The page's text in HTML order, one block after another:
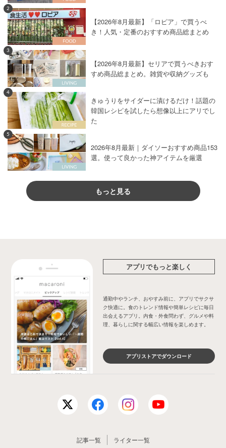
2
【2026年8月最新】「ロピア」で買うべ
き！人気・定番のおすすめ商品総まとめ
3
【2026年8月最新】セリアで買うべきおす
すめ商品総まとめ。雑貨や収納グッズも
4
きゅうりをサイダーに漬けるだけ！話題の
韓国レシピを試したら想像以上にアリでし
た
5
2026年8月最新｜ダイソーおすすめ商品153
選。使って良かった神アイテムを厳選
もっと見る
アプリでもっと楽しく
通勤中やランチ、おやすみ前に、アプリでサクサ
ク快適に。食のトレンド情報や簡単レシピに毎日
出会えるアプリ。内食・外食問わず、グルメや料
理、暮らしに関する幅広い情報を楽しめます。
アプリストアでダウンロード
記事一覧 ライター一覧